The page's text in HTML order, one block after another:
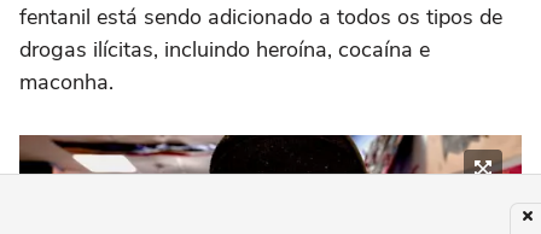
fentanil está sendo adicionado a todos os tipos de
drogas ilícitas, incluindo heroína, cocaína e
maconha.